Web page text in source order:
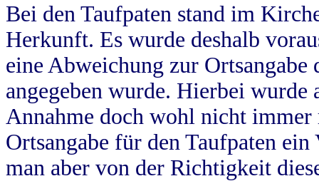
Bei den Taufpaten stand im
Herkunft. Es wurde deshalb
eine Abweichung zur
angegeben wurde. Hierbei wurde
Annahme doch wohl nicht
Ortsangabe für den Taufpaten
man aber von der Richtigkeit